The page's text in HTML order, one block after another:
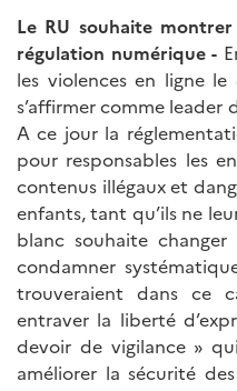
Le RU souhaite
régulation numérique -
les violences en ligne
s’affirmer comme leader
A ce jour la
pour responsables les
contenus illégaux et
enfants, tant qu’ils ne
blanc souhaite
condamner
trouveraient dans ce
entraver la liberté
devoir de vigilance »
améliorer la sécurité